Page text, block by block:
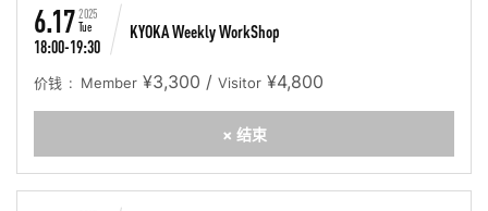
6.17 2025
Tue
18:00-19:30
KYOKA Weekly WorkShop
价钱 Member ¥3,300 / Visitor ¥4,800
× 结束